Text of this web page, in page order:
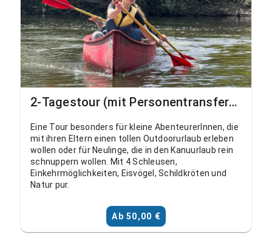
2-Tagestour (mit Personentransfer) Wetzlar, Bachweide - Ahausen
Eine Tour besonders für kleine AbenteurerInnen, die
mit ihren Eltern einen tollen Outdoorurlaub erleben
wollen oder für Neulinge, die in den Kanuurlaub rein
schnuppern wollen. Mit 4 Schleusen,
Einkehrmöglichkeiten, Eisvögel, Schildkröten und
Natur pur.
Ab 50,00 €